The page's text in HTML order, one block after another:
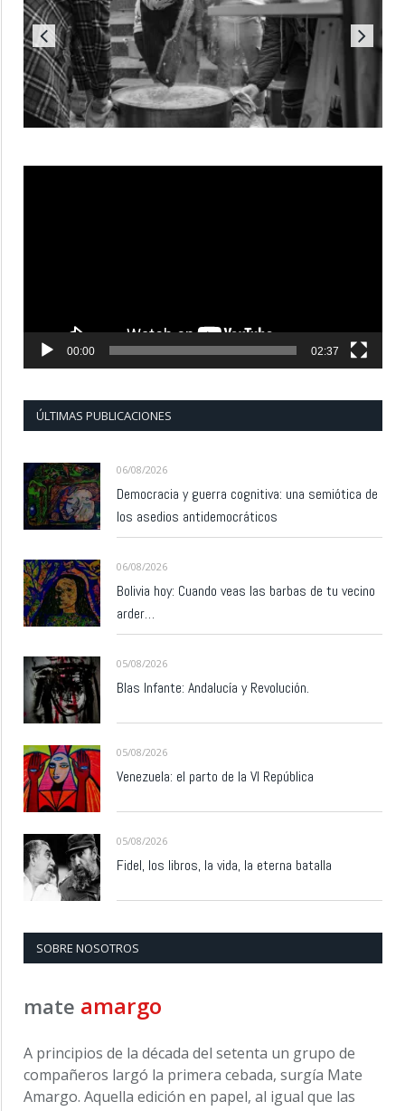
00:00 02:37
ÚLTIMAS PUBLICACIONES
06/08/2026
Democracia y guerra cognitiva: una semiótica de
los asedios antidemocráticos
06/08/2026
Bolivia hoy: Cuando veas las barbas de tu vecino
arder…
05/08/2026
Blas Infante: Andalucía y Revolución.
05/08/2026
Venezuela: el parto de la VI República
05/08/2026
Fidel, los libros, la vida, la eterna batalla
SOBRE NOSOTROS
mate amargo
A principios de la década del setenta un grupo de
compañeros largó la primera cebada, surgía Mate
Amargo. Aquella edición en papel, al igual que las